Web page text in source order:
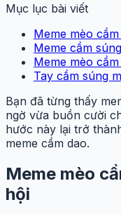
Mục lục bài viết
Meme mèo
Meme cầm
Meme mèo
Tay cầm súng
Bạn đã từng thấy
ngờ vừa buồn cười
hước này lại trở
meme cầm dao.
Meme mèo
hội